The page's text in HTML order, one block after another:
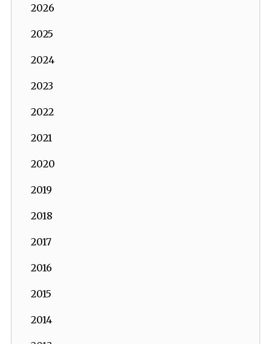
2026
2025
2024
2023
2022
2021
2020
2019
2018
2017
2016
2015
2014
2013